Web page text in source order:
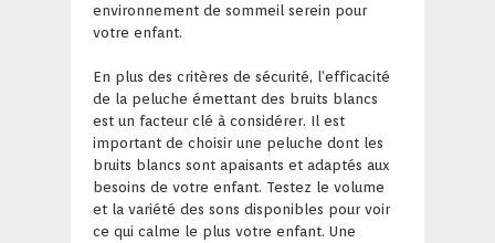
environnement de sommeil serein pour
votre enfant.
En plus des critères de sécurité, l’efficacité
de la peluche émettant des bruits blancs
est un facteur clé à considérer. Il est
important de choisir une peluche dont les
bruits blancs sont apaisants et adaptés aux
besoins de votre enfant. Testez le volume
et la variété des sons disponibles pour voir
ce qui calme le plus votre enfant. Une